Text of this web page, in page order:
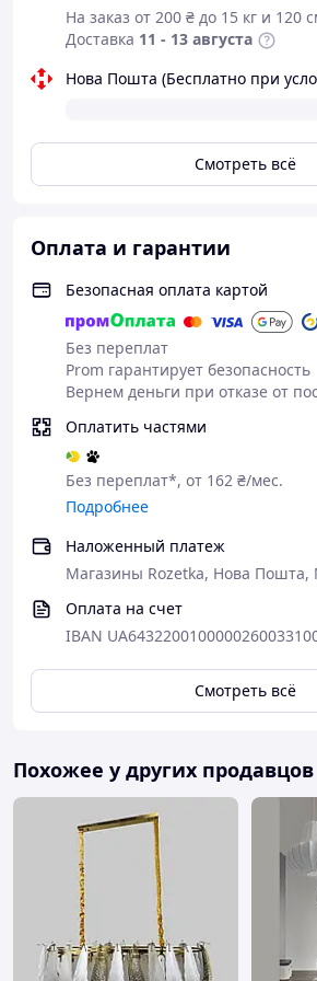
Преимущества:
дистанционное управление с
дистанционное управление с
режим "ночник" (10% яркости);
3color подсветка у основания:
(теплый свет), 4000 К
(холодный свет);
память последнего выбранного
отключении с пульта или
максимальный световой поток:
площадь освещения: до 15 м²;
экономия электроэнергии до 90%;
срок службы 50 000 часов;
гарантия 12 месяцев;
Комплектация:
светильник;
монтажная планка;
упаковка;
Размер:
На заказ от 200 ₴ до 15 кг и 120
Доставка 11 - 13 августа
Нова Пошта (Бесплатно при
Смотреть всё
Оплата и гарантии
Безопасная оплата картой
Без переплат
Prom гарантирует безопасность
Вернем деньги при отказе от
Оплатить частями
Без переплат*, от 162 ₴/мес.
Подробнее
Наложенный платеж
Магазины Rozetka, Нова
Оплата на счет
IBAN
Смотреть всё
Похожее у других продавцов